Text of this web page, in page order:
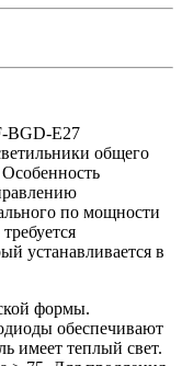
BGD-E27
общего
по мощности
устанавливается в
формы.
обеспечивают
имеет теплый свет.